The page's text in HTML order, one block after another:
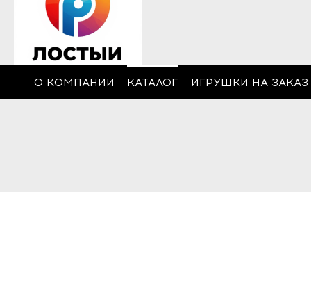
О КОМПАНИИ КАТАЛОГ ИГРУШКИ НА ЗАКАЗ